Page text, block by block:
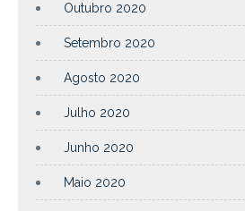
Outubro 2020
Setembro 2020
Agosto 2020
Julho 2020
Junho 2020
Maio 2020